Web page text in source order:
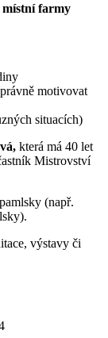
místní farmy
motivovat
situacích)
která má 40 let
Mistrovství
(např.
výstavy či